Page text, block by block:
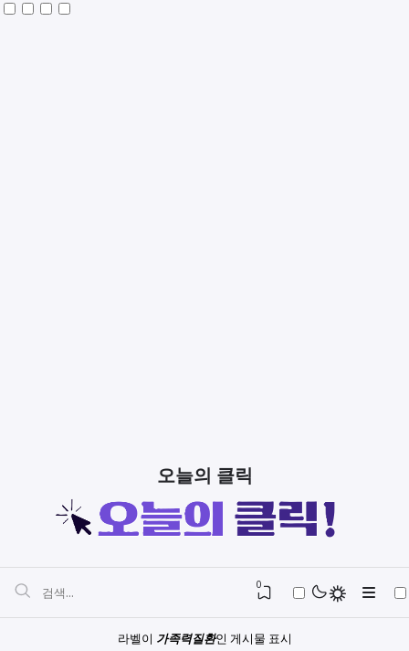
오늘의 클릭
0
라벨이 가족력질환인 게시물 표시